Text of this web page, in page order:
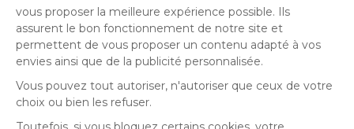
Carte bancaire, PayPal, virement bancaire, 3x ou 4x par CB
à partir de 50EUR, Google/Apple Pay.
Suivez-nous sur :